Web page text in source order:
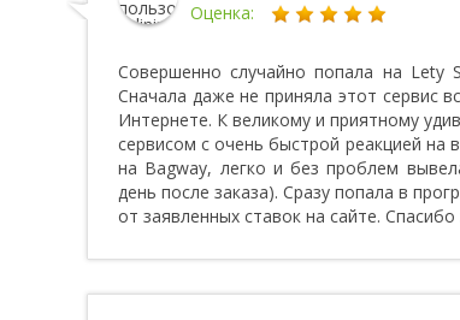
Оценка:
Совершенно случайно попала на Lety
Сначала даже не приняла этот сервис
Интернете. К великому и приятному
сервисом с очень быстрой реакцией на
на Bagway, легко и без проблем
день после заказа). Сразу попала в
от заявленных ставок на сайте.